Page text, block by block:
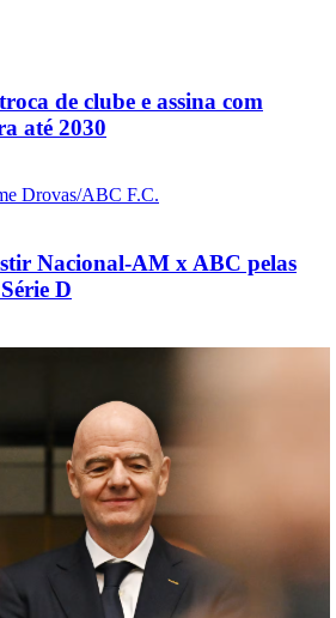
de clube e assina com
até 2030
Nacional-AM x ABC pelas
D